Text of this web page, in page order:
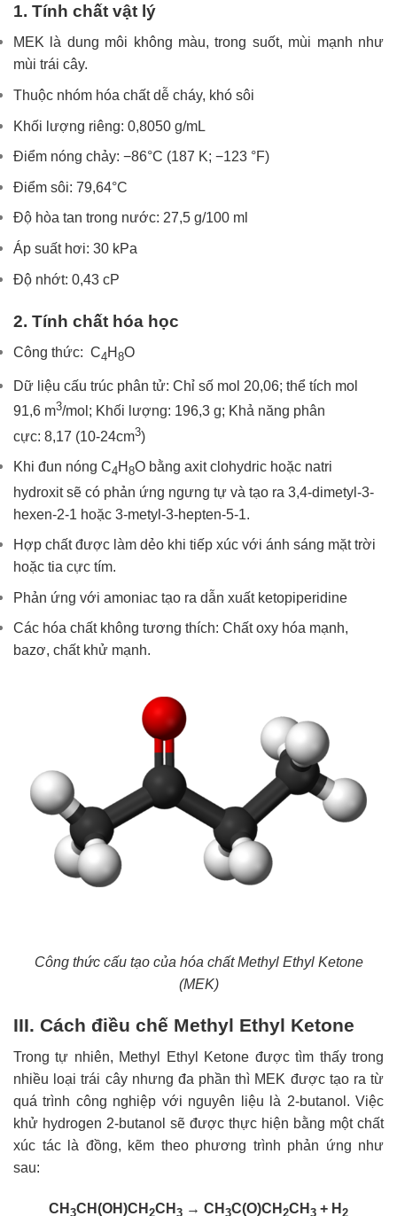
1. Tính chất vật lý
MEK là dung môi không màu, trong suốt, mùi mạnh như
mùi trái cây.
Thuộc nhóm hóa chất dễ cháy, khó sôi
Khối lượng riêng: 0,8050 g/mL
Điểm nóng chảy: −86°C (187 K; −123 °F)
Điểm sôi: 79,64°C
Độ hòa tan trong nước: 27,5 g/100 ml
Áp suất hơi: 30 kPa
Độ nhớt: 0,43 cP
2. Tính chất hóa học
Công thức: C4H 8O
Dữ liệu cấu trúc phân tử: Chỉ số mol 20,06; thể tích mol
91,6 m3/mol; Khối lượng: 196,3 g; Khả năng phân
cực: 8,17 (10-24cm3)
Khi đun nóng C4H 8O bằng axit clohydric hoặc natri
hydroxit sẽ có phản ứng ngưng tự và tạo ra 3,4-dimetyl-3-
hexen-2-1 hoặc 3-metyl-3-hepten-5-1.
Hợp chất được làm dẻo khi tiếp xúc với ánh sáng mặt trời
hoặc tia cực tím.
Phản ứng với amoniac tạo ra dẫn xuất ketopiperidine
Các hóa chất không tương thích: Chất oxy hóa mạnh,
bazơ, chất khử mạnh.
Công thức cấu tạo của hóa chất Methyl Ethyl Ketone
(MEK)
III. Cách điều chế Methyl Ethyl Ketone
Trong tự nhiên, Methyl Ethyl Ketone được tìm thấy trong
nhiều loại trái cây nhưng đa phần thì MEK được tạo ra từ
quá trình công nghiệp với nguyên liệu là 2-butanol. Việc
khử hydrogen 2-butanol sẽ được thực hiện bằng một chất
xúc tác là đồng, kẽm theo phương trình phản ứng như
sau:
CH 3CH(OH)CH 2CH 3 → CH 3C(O)CH 2CH 3 + H 2